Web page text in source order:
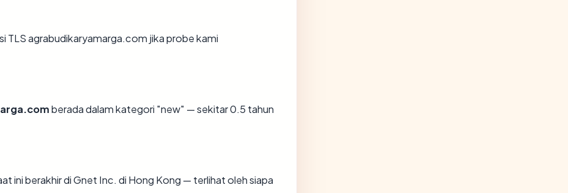
TLS agrabudikaryamarga.com jika probe kami
berada dalam kategori "new" — sekitar 0.5 tahun
ini berakhir di Gnet Inc. di Hong Kong — terlihat oleh siapa